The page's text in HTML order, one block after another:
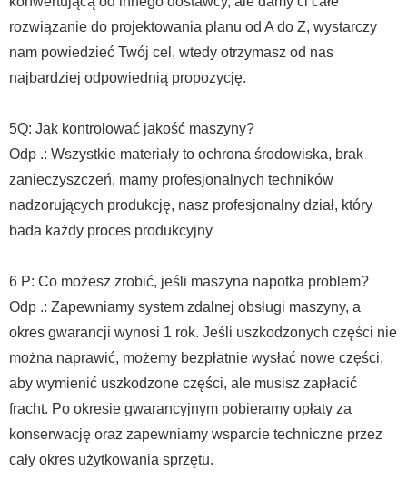
rozwiązanie do projektowania planu od A do Z, wystarczy
nam powiedzieć Twój cel, wtedy otrzymasz od nas
najbardziej odpowiednią propozycję.
5Q: Jak kontrolować jakość maszyny?
Odp .: Wszystkie materiały to ochrona środowiska, brak
zanieczyszczeń, mamy profesjonalnych techników
nadzorujących produkcję, nasz profesjonalny dział, który
bada każdy proces produkcyjny
6 P: Co możesz zrobić, jeśli maszyna napotka problem?
Odp .: Zapewniamy system zdalnej obsługi maszyny, a
okres gwarancji wynosi 1 rok. Jeśli uszkodzonych części nie
można naprawić, możemy bezpłatnie wysłać nowe części,
aby wymienić uszkodzone części, ale musisz zapłacić
fracht. Po okresie gwarancyjnym pobieramy opłaty za
konserwację oraz zapewniamy wsparcie techniczne przez
cały okres użytkowania sprzętu.